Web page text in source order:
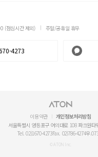
(점심시간 제외) 주말/공휴일 휴무
4273
이용약관
개인정보처리방침
서울특별시 영등포구 여의대로 108 파크원타
Tel. 02)1670-4273Fax. 02)786-4274우
© ATON Inc.